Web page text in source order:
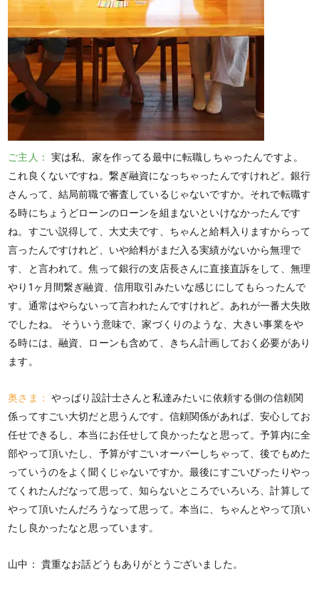
ご主人： 実は私、家を作ってる最中に転職しちゃったんですよ。
これ良くないですね。繋ぎ融資になっちゃったんですけれど。銀行
さんって、結局前職で審査しているじゃないですか。それで転職す
る時にちょうどローンのローンを組まないといけなかったんです
ね。すごい説得して、大丈夫です、ちゃんと給料入りますからって
言ったんですけれど、いや給料がまだ入る実績がないから無理で
す、と言われて。焦って銀行の支店長さんに直接直訴をして、無理
やり1ヶ月間繋ぎ融資、信用取引みたいな感じにしてもらったんで
す。通常はやらないって言われたんですけれど。あれが一番大失敗
でしたね。 そういう意味で、家づくりのような、大きい事業をや
る時には、融資、ローンも含めて、きちん計画しておく必要があり
ます。
奥さま： やっぱり設計士さんと私達みたいに依頼する側の信頼関
係ってすごい大切だと思うんです。信頼関係があれば、安心してお
任せできるし、本当にお任せして良かったなと思って。予算内に全
部やって頂いたし、予算がすごいオーバーしちゃって、後でもめた
っていうのをよく聞くじゃないですか。最後にすごいぴったりやっ
てくれたんだなって思って、知らないところでいろいろ、計算して
やって頂いたんだろうなって思って。本当に、ちゃんとやって頂い
たし良かったなと思っています。
山中： 貴重なお話どうもありがとうございました。